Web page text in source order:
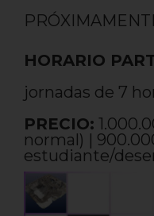
HORARIO
jornadas de 7
PRECIO:
normal) |
estudiante/